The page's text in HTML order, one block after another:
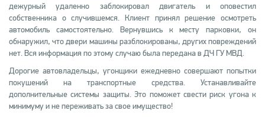
дежурный удаленно заблокировал двигатель и оповестил
собственника о случившемся. Клиент принял решение осмотреть
автомобиль самостоятельно. Вернувшись к месту парковки, он
обнаружил, что двери машины разблокированы, других повреждений
нет. Вся информация по этому случаю была передана в ДЧ ГУ МВД.
Дорогие автовладельцы, угонщики ежедневно совершают попытки
покушений на транспортные средства. Устанавливайте
дополнительные системы защиты. Это поможет свести риск угона к
минимуму и не переживать за свое имущество!